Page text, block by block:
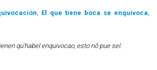
, El que tiene boca se enquivoca,
qu'habel enquivocao, esto nô pue sel.